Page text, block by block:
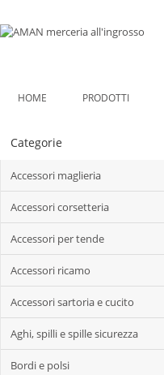
HOME PRODOTTI
Categorie
Accessori maglieria
Accessori corsetteria
Accessori per tende
Accessori ricamo
Accessori sartoria e cucito
Aghi, spilli e spille sicurezza
Bordi e polsi